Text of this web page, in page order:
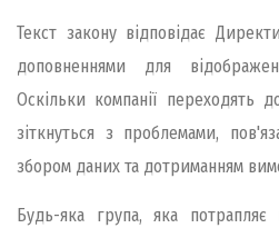
Текст закону відповідає
доповненнями для
Оскільки компанії переходять
зіткнуться з проблемами,
збором даних та дотриманням
Будь-яка група, яка